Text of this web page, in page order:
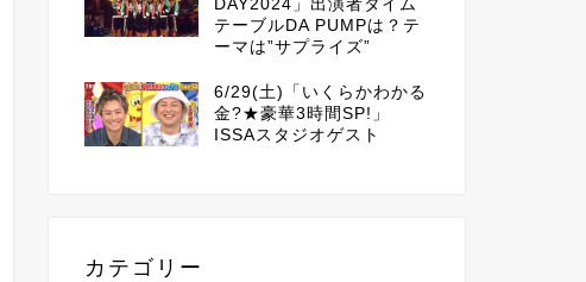
DAY2024」出演者タイム
テーブルDA PUMPは？テ
ーマは”サプライズ”
6/29(土)「いくらかわかる
金?★豪華3時間SP!」
ISSAスタジオゲスト
カテゴリー